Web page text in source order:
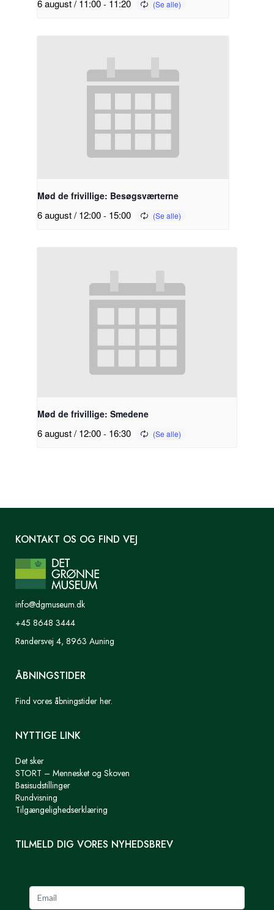
6 august / 11:00- 11:20
Mød de frivillige: Besøgsværterne
6 august / 12:00- 15:00
Mød de frivillige: Smedene
6 august / 12:00- 16:30
KONTAKT OS OG FIND VEJ
info@dgmuseum.dk
+45 8648 3444
Randersvej 4, 8963 Auning
ÅBNINGSTIDER
Find vores åbningstider her.
NYTTIGE LINK
Det sker
STORT – Mennesket og Skoven
Basisudstillinger
Rundvisning
Tilgængelighedserklæring
TILMELD DIG VORES NYHEDSBREV